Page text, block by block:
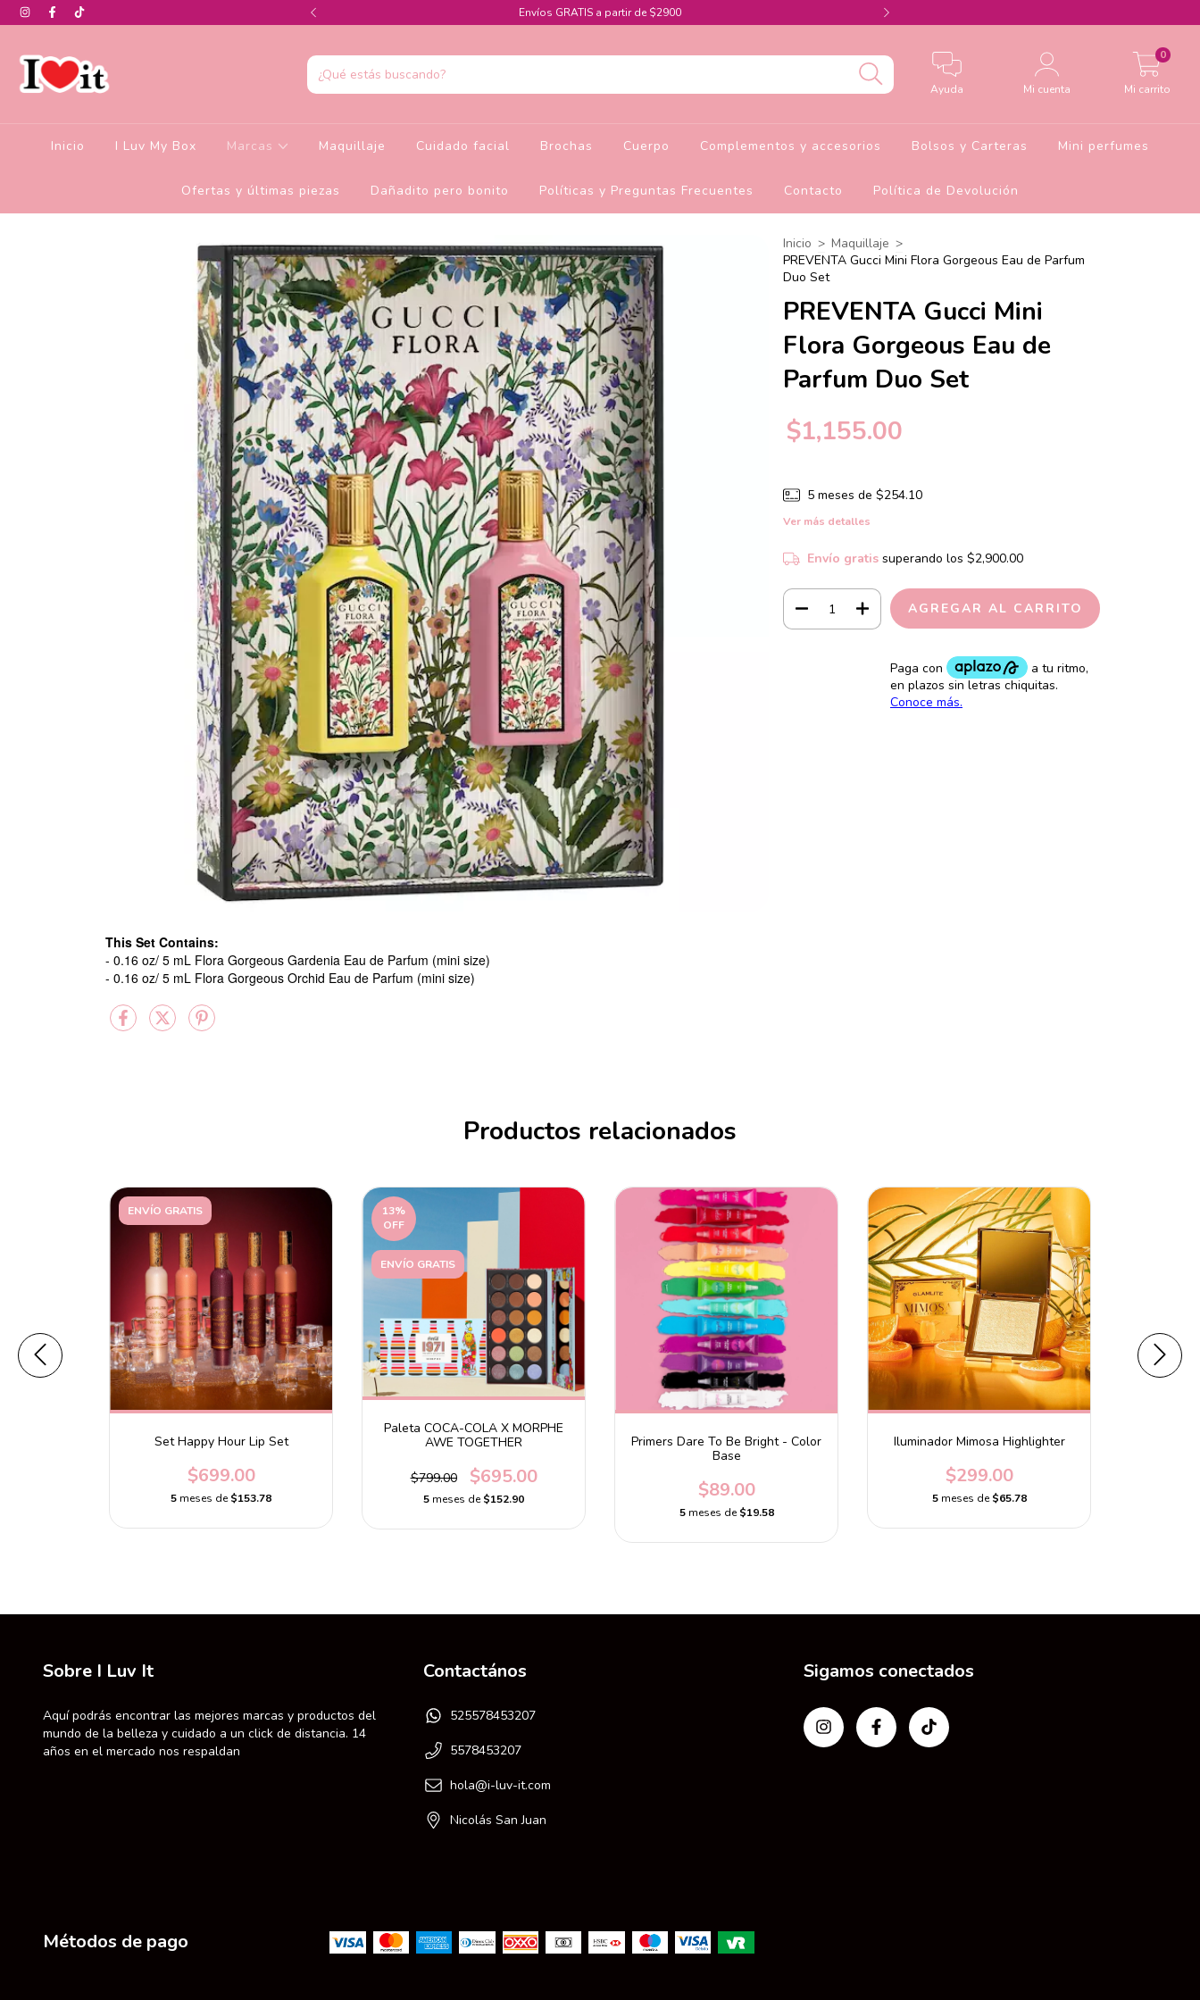
de descuento en la colección de Glamlite Envíos GRATIS a partir de $2900
Ayuda Mi cuenta Mi carrito
0
Inicio I Luv My Box Marcas Maquillaje Cuidado facial Brochas Cuerpo Complementos y accesorios Bolsos y Carteras Mini perfumes
Ofertas y últimas piezas Dañadito pero bonito Políticas y Preguntas Frecuentes Contacto Política de Devolución
This Set Contains:
- 0.16 oz/ 5 mL Flora Gorgeous Gardenia Eau de Parfum (mini size)
- 0.16 oz/ 5 mL Flora Gorgeous Orchid Eau de Parfum (mini size)
Inicio > Maquillaje >
PREVENTA Gucci Mini Flora Gorgeous Eau de Parfum
Duo Set
PREVENTA Gucci Mini
Flora Gorgeous Eau de
Parfum Duo Set
$1,155.00
5 meses de $254.10
Ver más detalles
Envío gratis superando los $2,900.00
Productos relacionados
ENVÍO GRATIS
Set Happy Hour Lip Set
$699.00
5 meses de$153.78
13%
OFF
ENVÍO GRATIS
Paleta COCA-COLA X MORPHE
AWE TOGETHER
$799.00 $695.00
5 meses de$152.90
Primers Dare To Be Bright - Color
Base
$89.00
5 meses de$19.58
Iluminador Mimosa Highlighter
$299.00
5 meses de$65.78
Sobre I Luv It
Aquí podrás encontrar las mejores marcas y productos del
mundo de la belleza y cuidado a un click de distancia. 14
años en el mercado nos respaldan
Contactános
525578453207
5578453207
hola@i-luv-it.com
Nicolás San Juan
Sigamos conectados
Métodos de pago